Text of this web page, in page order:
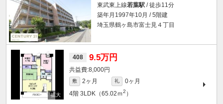
東武東上線若葉駅 / 徒歩11分
築年月1997年10月 / 5階建
埼玉県鶴ヶ島市富士見４丁目
408 9.5万円
8,000円
敷 2ヶ月 礼
0ヶ月
4階 3LDK（65.02ｍ2 ）